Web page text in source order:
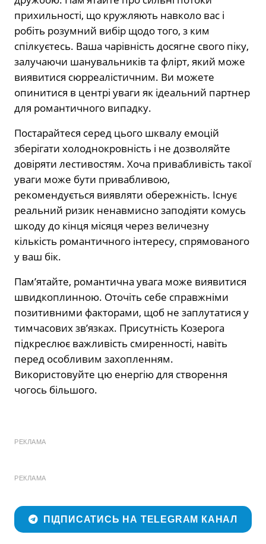
прихильності, що кружляють навколо вас і
робіть розумний вибір щодо того, з ким
спілкуєтесь. Ваша чарівність досягне свого піку,
залучаючи шанувальників та флірт, який може
виявитися сюрреалістичним. Ви можете
опинитися в центрі уваги як ідеальний партнер
для романтичного випадку.
Постарайтеся серед цього шквалу емоцій
зберігати холоднокровність і не дозволяйте
довіряти лестивостям. Хоча привабливість такої
уваги може бути привабливою,
рекомендується виявляти обережність. Існує
реальний ризик ненавмисно заподіяти комусь
шкоду до кінця місяця через величезну
кількість романтичного інтересу, спрямованого
у ваш бік.
Пам’ятайте, романтична увага може виявитися
швидкоплинною. Оточіть себе справжніми
позитивними факторами, щоб не заплутатися у
тимчасових зв’язках. Присутність Козерога
підкреслює важливість смиренності, навіть
перед особливим захопленням.
Використовуйте цю енергію для створення
чогось більшого.
РЕКЛАМА
РЕКЛАМА
ПІДПИСАТИСЬ НА TELEGRAM КАНАЛ